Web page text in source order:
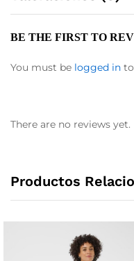
BE THE FIRST TO
You must be logged in
There are no reviews yet.
Productos